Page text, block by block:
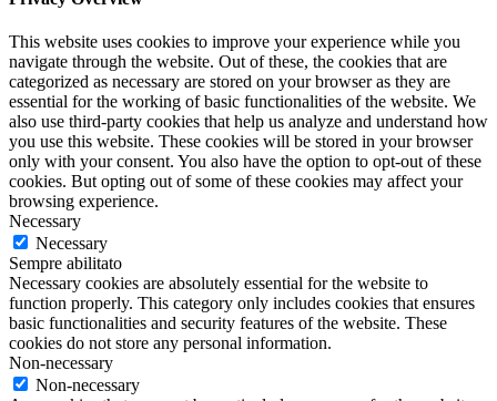
This website uses cookies to improve your experience while you
navigate through the website. Out of these, the cookies that are
categorized as necessary are stored on your browser as they are
essential for the working of basic functionalities of the website. We
also use third-party cookies that help us analyze and understand how
you use this website. These cookies will be stored in your browser
only with your consent. You also have the option to opt-out of these
cookies. But opting out of some of these cookies may affect your
browsing experience.
Necessary
Necessary
Sempre abilitato
Necessary cookies are absolutely essential for the website to
function properly. This category only includes cookies that ensures
basic functionalities and security features of the website. These
cookies do not store any personal information.
Non-necessary
Non-necessary